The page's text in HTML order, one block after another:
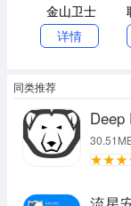
金山卫士
详情
同类推荐
Deep